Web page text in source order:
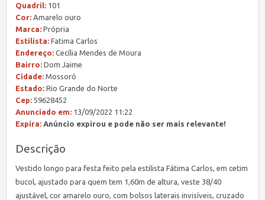
Quadril: 101
Cor: Amarelo ouro
Marca: Própria
Estilista: Fatima Carlos
Endereço: Cecília Mendes de Moura
Bairro: Dom Jaime
Cidade: Mossoró
Estado: Rio Grande do Norte
Cep: 59628452
Anunciado em: 13/09/2022 11:22
Expira: Anúncio expirou e pode não ser mais relevante!
Descrição
Vestido longo para festa feito pela estilista Fátima Carlos, em cetim
bucol, ajustado para quem tem 1,60m de altura, veste 38/40
ajustável, cor amarelo ouro, com bolsos laterais invisíveis, cruzado